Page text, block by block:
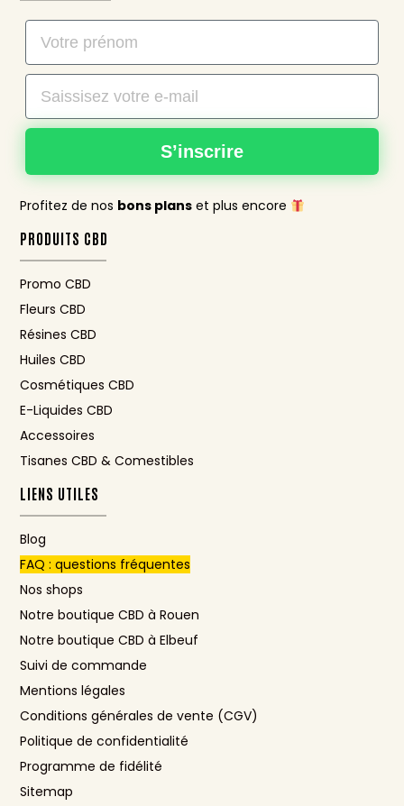
Nom
Email
S’inscrire
Profitez de nos bons plans et plus encore
PRODUITS CBD
Promo CBD
Fleurs CBD
Résines CBD
Huiles CBD
Cosmétiques CBD
E-Liquides CBD
Accessoires
Tisanes CBD & Comestibles
LIENS UTILES
Blog
FAQ : questions fréquentes
Nos shops
Notre boutique CBD à Rouen
Notre boutique CBD à Elbeuf
Suivi de commande
Mentions légales
Conditions générales de vente (CGV)
Politique de confidentialité
Programme de fidélité
Sitemap